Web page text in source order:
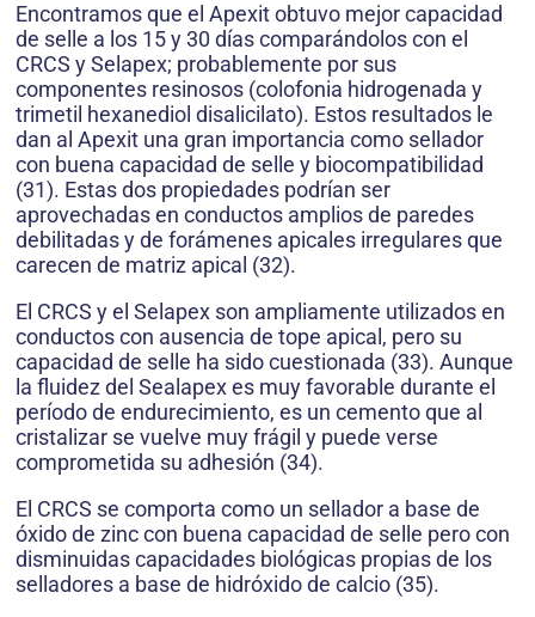
Encontramos que el Apexit obtuvo mejor capacidad
de selle a los 15 y 30 días comparándolos con el
CRCS y Selapex; probablemente por sus
componentes resinosos (colofonia hidrogenada y
trimetil hexanediol disalicilato). Estos resultados le
dan al Apexit una gran importancia como sellador
con buena capacidad de selle y biocompatibilidad
(31). Estas dos propiedades podrían ser
aprovechadas en conductos amplios de paredes
debilitadas y de forámenes apicales irregulares que
carecen de matriz apical (32).
El CRCS y el Selapex son ampliamente utilizados en
conductos con ausencia de tope apical, pero su
capacidad de selle ha sido cuestionada (33). Aunque
la fluidez del Sealapex es muy favorable durante el
período de endurecimiento, es un cemento que al
cristalizar se vuelve muy frágil y puede verse
comprometida su adhesión (34).
El CRCS se comporta como un sellador a base de
óxido de zinc con buena capacidad de selle pero con
disminuidas capacidades biológicas propias de los
selladores a base de hidróxido de calcio (35).